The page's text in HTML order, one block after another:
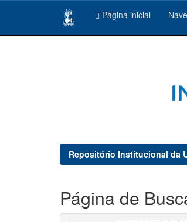
Página inicial
Repositório Institucional da
Página de